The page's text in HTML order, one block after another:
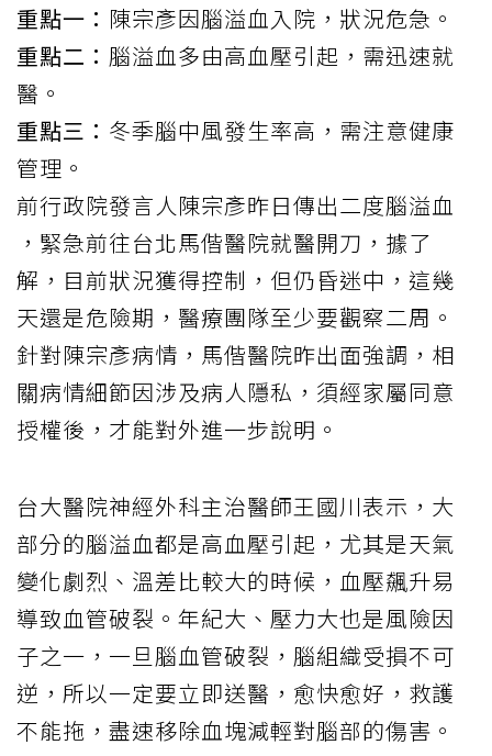
重點一： 陳宗彥因腦溢血入院，狀況危急。
重點二： 腦溢血多由高血壓引起，需迅速就
醫。
重點三： 冬季腦中風發生率高，需注意健康
管理。
前行政院發言人 陳宗彥昨日傳出二度腦溢血
，緊急前往台北馬偕醫院就醫開刀，據了
解，目前狀況獲得控制，但仍昏迷中，這幾
天還是危險期，醫療團隊至少要觀察二周。
針對陳宗彥病情，馬偕醫院昨出面強調，相
關病情細節因涉及病人隱私，須經家屬同意
授權後，才能對外進一步說明。
台大醫院神經外科主治醫師王國川表示，大
部分的腦溢血都是高血壓引起，尤其是天氣
變化劇烈、溫差比較大的時候，血壓飆升易
導致血管破裂。年紀大、壓力大也是風險因
子之一，一旦腦血管破裂，腦組織受損不可
逆，所以一定要立即送醫，愈快愈好，救護
不能拖，盡速移除血塊減輕對腦部的傷害。